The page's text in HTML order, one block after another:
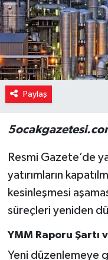
Paylaş
Resmi Gazete’de
yatırımların
kesinleşmesi
süreçleri yeniden
YMM Raporu Şartı
Yeni düzenlemeye